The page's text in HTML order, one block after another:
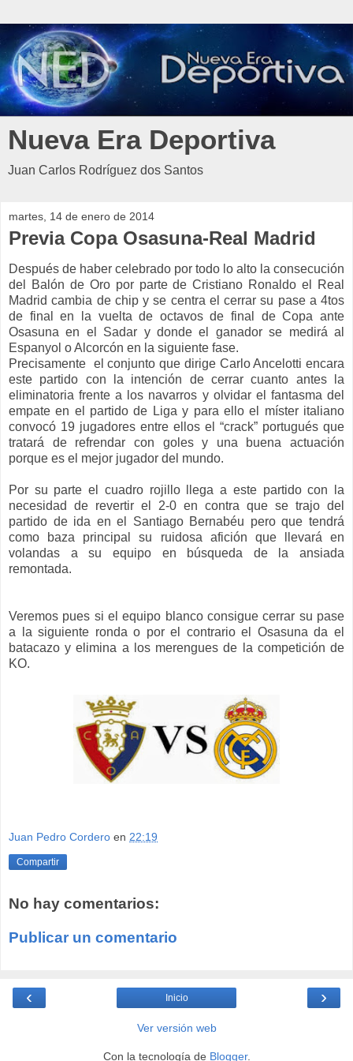
Nueva Era Deportiva
Juan Carlos Rodríguez dos Santos
martes, 14 de enero de 2014
Previa Copa Osasuna-Real Madrid
Después de haber celebrado por todo lo alto la consecución
del Balón de Oro por parte de Cristiano Ronaldo el Real
Madrid cambia de chip y se centra el cerrar su pase a 4tos
de final en la vuelta de octavos de final de Copa ante
Osasuna en el Sadar y donde el ganador se medirá al
Espanyol o Alcorcón en la siguiente fase.
Precisamente el conjunto que dirige Carlo Ancelotti encara
este partido con la intención de cerrar cuanto antes la
eliminatoria frente a los navarros y olvidar el fantasma del
empate en el partido de Liga y para ello el míster italiano
convocó 19 jugadores entre ellos el “crack” portugués que
tratará de refrendar con goles y una buena actuación
porque es el mejor jugador del mundo.
Por su parte el cuadro rojillo llega a este partido con la
necesidad de revertir el 2-0 en contra que se trajo del
partido de ida en el Santiago Bernabéu pero que tendrá
como baza principal su ruidosa afición que llevará en
volandas a su equipo en búsqueda de la ansiada
remontada.
Veremos pues si el equipo blanco consigue cerrar su pase
a la siguiente ronda o por el contrario el Osasuna da el
batacazo y elimina a los merengues de la competición de
KO.
Juan Pedro Cordero en 22:19
Compartir
No hay comentarios:
Publicar un comentario
‹ ›
Inicio
Ver versión web
Con la tecnología de Blogger.